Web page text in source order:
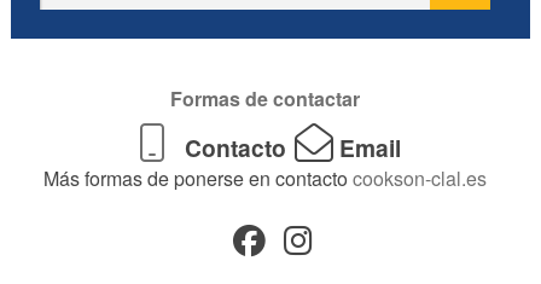
Formas de contactar
Contacto Email
Más formas de ponerse en contacto cookson-clal.es